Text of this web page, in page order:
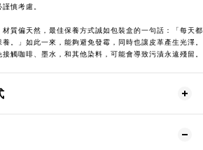
慎考慮。
質偏天然，最佳保養方式誠如包裝盒的一句話：「每天都
。」如此一來，能夠避免發霉，同時也讓皮革產生光澤。
觸咖啡、墨水，和其他染料，可能會導致污漬永遠殘留。